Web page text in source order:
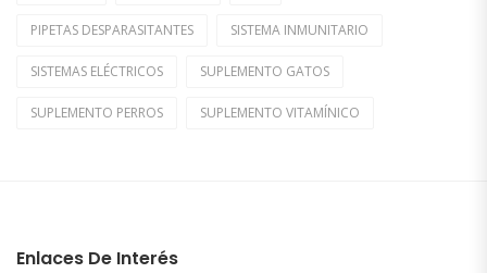
PIPETAS DESPARASITANTES SISTEMA INMUNITARIO
SISTEMAS ELÉCTRICOS SUPLEMENTO GATOS
SUPLEMENTO PERROS SUPLEMENTO VITAMÍNICO
Enlaces De Interés